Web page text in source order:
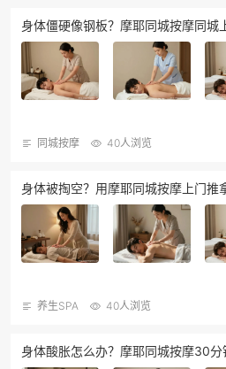
身体僵硬像钢板？摩耶同城按摩同城
同城按摩 40人浏览
身体被掏空？用摩耶同城按摩上门推
养生SPA 40人浏览
身体酸胀怎么办？摩耶同城按摩30